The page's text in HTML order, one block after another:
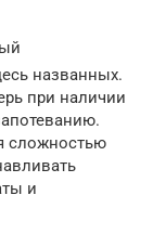
названных.
при наличии
сложностью
и